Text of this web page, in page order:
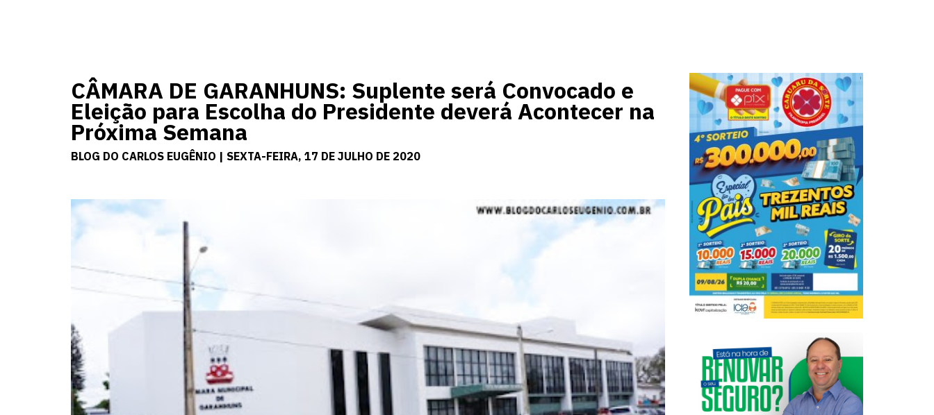
CÂMARA DE GARANHUNS: Suplente será Convocado e
Eleição para Escolha do Presidente deverá Acontecer na
Próxima Semana
BLOG DO CARLOS EUGÊNIO | SEXTA-FEIRA, 17 DE JULHO DE 2020